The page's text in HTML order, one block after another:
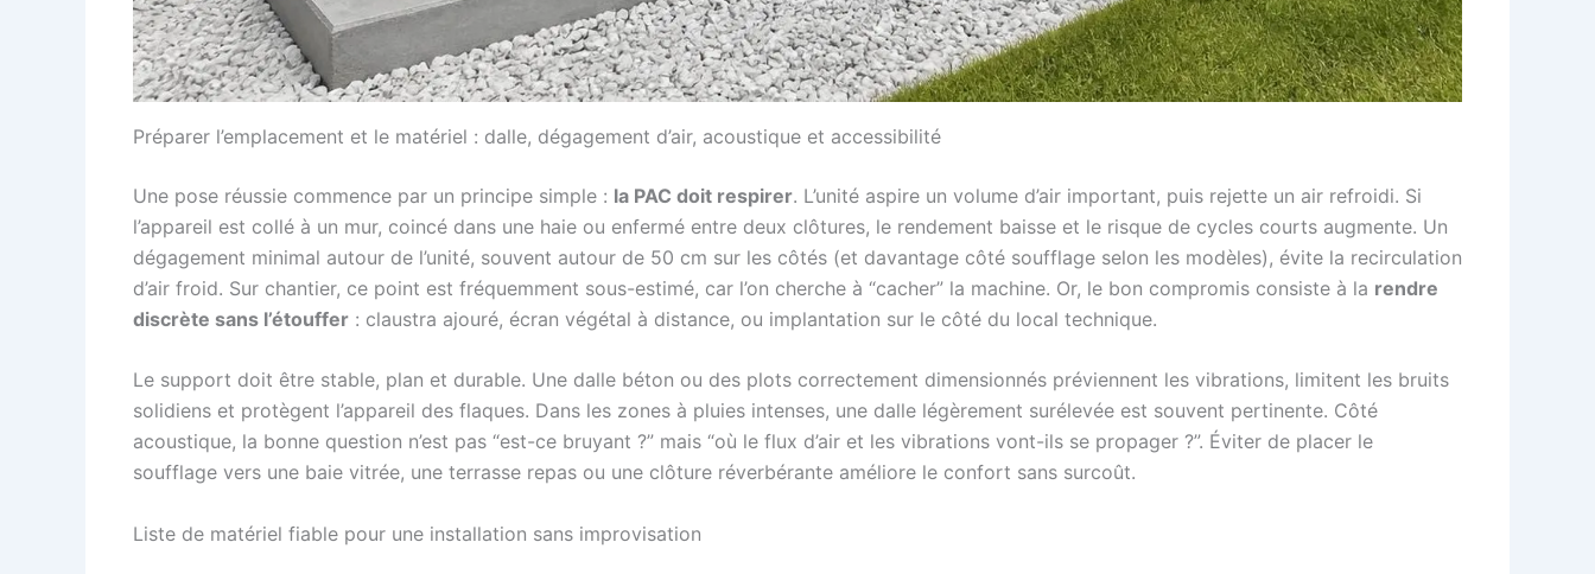
Préparer l’emplacement et le matériel : dalle, dégagement d’air, acoustique et accessibilité
Une pose réussie commence par un principe simple : la PAC doit respirer. L’unité aspire un volume d’air important, puis rejette un air refroidi. Si
l’appareil est collé à un mur, coincé dans une haie ou enfermé entre deux clôtures, le rendement baisse et le risque de cycles courts augmente. Un
dégagement minimal autour de l’unité, souvent autour de 50 cm sur les côtés (et davantage côté soufflage selon les modèles), évite la recirculation
d’air froid. Sur chantier, ce point est fréquemment sous-estimé, car l’on cherche à “cacher” la machine. Or, le bon compromis consiste à la rendre
discrète sans l’étouffer : claustra ajouré, écran végétal à distance, ou implantation sur le côté du local technique.
Le support doit être stable, plan et durable. Une dalle béton ou des plots correctement dimensionnés préviennent les vibrations, limitent les bruits
solidiens et protègent l’appareil des flaques. Dans les zones à pluies intenses, une dalle légèrement surélevée est souvent pertinente. Côté
acoustique, la bonne question n’est pas “est-ce bruyant ?” mais “où le flux d’air et les vibrations vont-ils se propager ?”. Éviter de placer le
soufflage vers une baie vitrée, une terrasse repas ou une clôture réverbérante améliore le confort sans surcoût.
Liste de matériel fiable pour une installation sans improvisation